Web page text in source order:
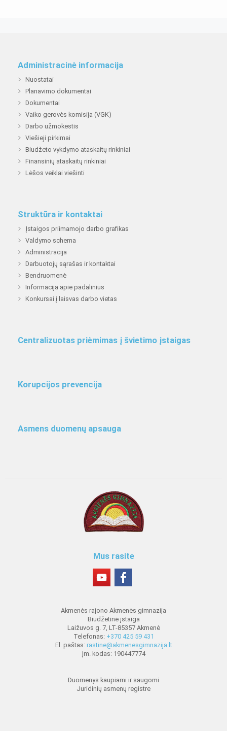
Administracinė informacija
Nuostatai
Planavimo dokumentai
Dokumentai
Vaiko gerovės komisija (VGK)
Darbo užmokestis
Viešieji pirkimai
Biudžeto vykdymo ataskaitų rinkiniai
Finansinių ataskaitų rinkiniai
Lėšos veiklai viešinti
Struktūra ir kontaktai
Įstaigos priimamojo darbo grafikas
Valdymo schema
Administracija
Darbuotojų sąrašas ir kontaktai
Bendruomenė
Informacija apie padalinius
Konkursai į laisvas darbo vietas
Centralizuotas priėmimas į švietimo įstaigas
Korupcijos prevencija
Asmens duomenų apsauga
Mus rasite
Akmenės rajono Akmenės gimnazija
Biudžetinė įstaiga
Laižuvos g. 7, LT-85357 Akmenė
Telefonas: +370 425 59 431
El. paštas: rastine@akmenesgimnazija.lt
Įm. kodas: 190447774
Duomenys kaupiami ir saugomi
Juridinių asmenų registre